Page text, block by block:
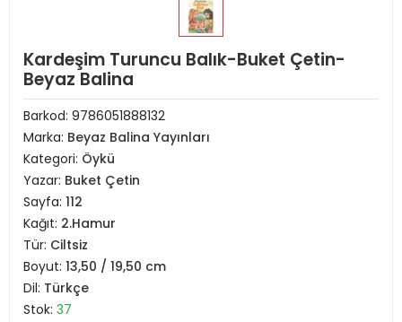
Kardeşim Turuncu Balık-Buket Çetin-
Beyaz Balina
Barkod: 9786051888132
Marka: Beyaz Balina Yayınları
Kategori: Öykü
Yazar: Buket Çetin
Sayfa: 112
Kağıt: 2.Hamur
Tür: Ciltsiz
Boyut: 13,50 / 19,50 cm
Dil: Türkçe
Stok: 37